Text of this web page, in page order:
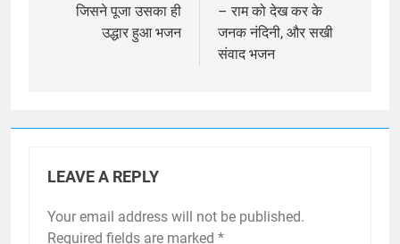
जिसने पूजा उसका ही
उद्धार हुआ भजन
– राम को देख कर के
जनक नंदिनी, और सखी
संवाद भजन
LEAVE A REPLY
Your email address will not be published.
Required fields are marked *